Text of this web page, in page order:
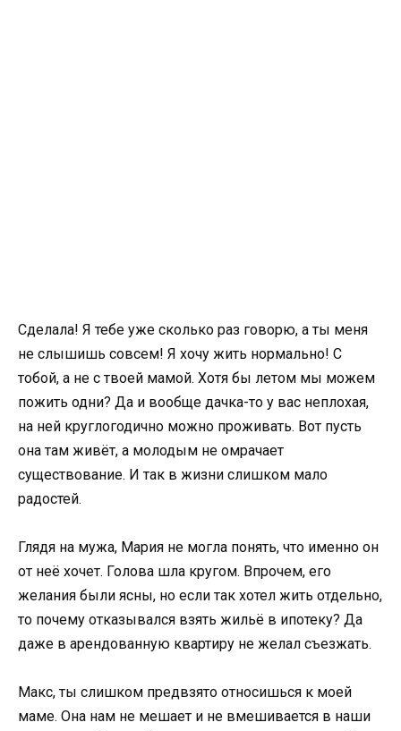
Сделала! Я тебе уже сколько раз говорю, а ты меня
не слышишь совсем! Я хочу жить нормально! С
тобой, а не с твоей мамой. Хотя бы летом мы можем
пожить одни? Да и вообще дачка-то у вас неплохая,
на ней круглогодично можно проживать. Вот пусть
она там живёт, а молодым не омрачает
существование. И так в жизни слишком мало
радостей.
Глядя на мужа, Мария не могла понять, что именно он
от неё хочет. Голова шла кругом. Впрочем, его
желания были ясны, но если так хотел жить отдельно,
то почему отказывался взять жильё в ипотеку? Да
даже в арендованную квартиру не желал съезжать.
Макс, ты слишком предвзято относишься к моей
маме. Она нам не мешает и не вмешивается в наши